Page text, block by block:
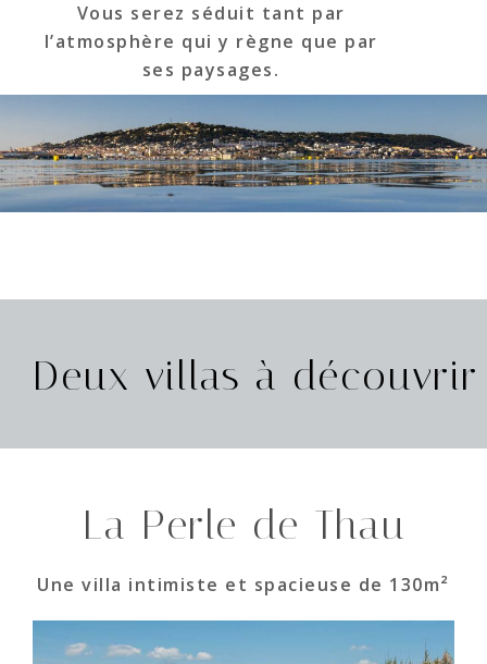
Vous serez séduit tant par
l’atmosphère qui y règne que par
ses paysages.
Deux villas à découvrir
La Perle de Thau
Une villa intimiste et spacieuse de 130m²